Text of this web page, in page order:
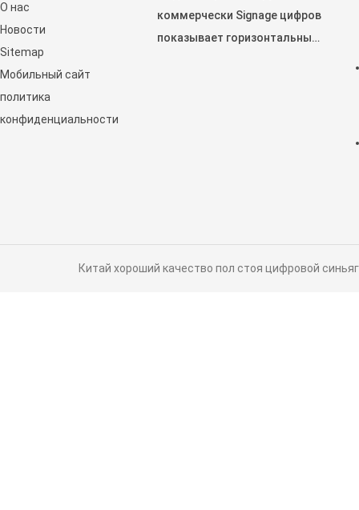
О нас
Новости
Sitemap
Мобильный сайт
политика
конфиденциальности
коммерчески Signage цифров
показывает горизонтальный
Китай хороший качество пол стоя цифровой